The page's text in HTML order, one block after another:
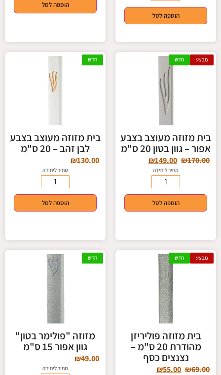
הוספה לסל
הוספה לסל
מבצע חדש
בית מזוזה מעוצב בצבע
אפור – גוון בטון 20 ס"מ
₪170.00
₪149.00
מחיר ליחידה
הוספה לסל
חדש
בית מזוזה מעוצב בצבע
לבן זהב – 20 ס"מ
₪130.00
מחיר ליחידה
הוספה לסל
מבצע חדש
בית מזוזה פוליריזן
מהודרת 20 ס"מ –
נצנצים כסף
₪69.00
₪55.00
חדש
מזוזה "פולימר בטון"
גוון אפור 15 ס"מ
₪49.00
מחיר ליחידה